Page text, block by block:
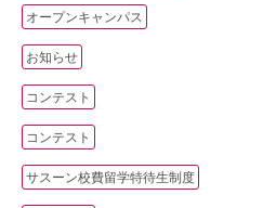
オープンキャンパス
お知らせ
コンテスト
コンテスト
サスーン校費留学特待生制度